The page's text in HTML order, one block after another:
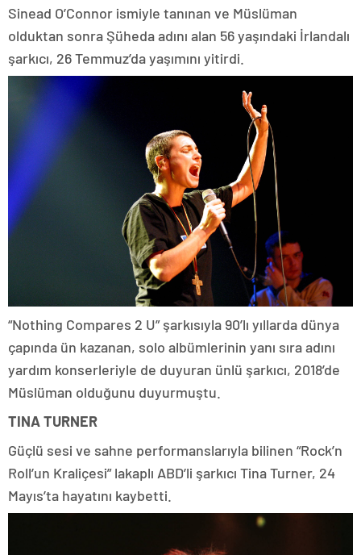
Sinead O’Connor ismiyle tanınan ve Müslüman
olduktan sonra Şüheda adını alan 56 yaşındaki İrlandalı
şarkıcı, 26 Temmuz’da yaşımını yitirdi.
“Nothing Compares 2 U” şarkısıyla 90’lı yıllarda dünya
çapında ün kazanan, solo albümlerinin yanı sıra adını
yardım konserleriyle de duyuran ünlü şarkıcı, 2018’de
Müslüman olduğunu duyurmuştu.
TINA TURNER
Güçlü sesi ve sahne performanslarıyla bilinen “Rock’n
Roll’un Kraliçesi” lakaplı ABD’li şarkıcı Tina Turner, 24
Mayıs’ta hayatını kaybetti.